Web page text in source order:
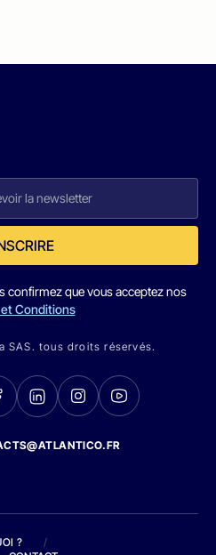
confirmez que vous acceptez nos
Conditions
SAS. tous droits réservés.
?
/